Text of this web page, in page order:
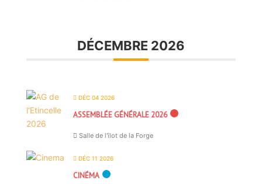
DÉCEMBRE 2026
DÉC 04 2026
ASSEMBLÉE GÉNÉRALE 2026
Salle de l'îlot de la Forge
DÉC 11 2026
CINÉMA